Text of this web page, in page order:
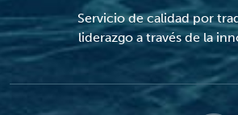
Servicio de calidad por
liderazgo a través de la